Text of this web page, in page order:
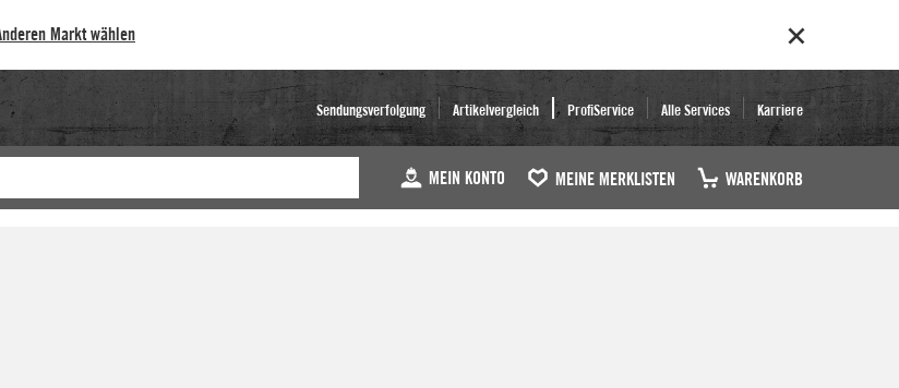
Markt wählen
Sendungsverfolgung Artikelvergleich ProfiService Alle Services Karriere
MEIN KONTO MEINE MERKLISTEN WARENKORB